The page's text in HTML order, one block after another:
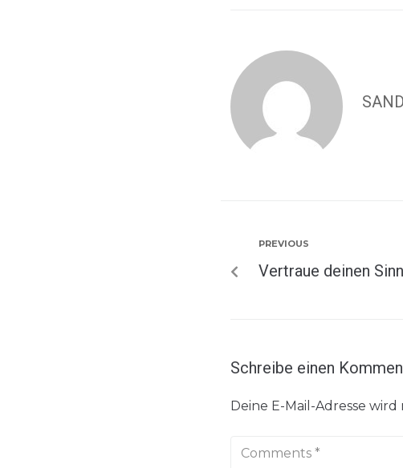
PREVIOUS
Vertraue deinen
Schreibe einen
Deine E-Mail-Adresse